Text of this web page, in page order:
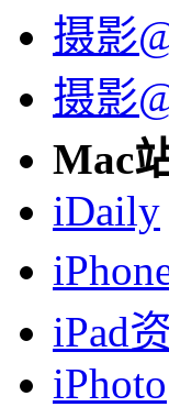
摄影
摄影
Mac
iDaily
iPad
iPhoto